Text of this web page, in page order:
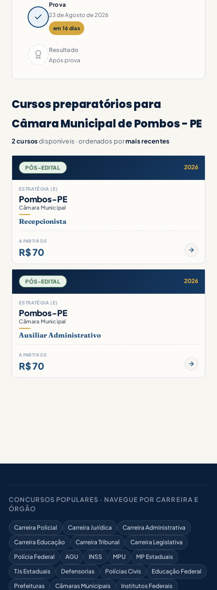
Prova
23 de Agosto de 2026
em 16 dias
Resultado
Após prova
Cursos preparatórios para
Câmara Municipal de Pombos - PE
2 cursosdisponíveis · ordenados pormais recentes
PÓS-EDITAL 2026
ESTRATÉGIA (E)
Pombos-PE
Câmara Municipal
Recepcionista
A PARTIR DE
R$ 70
PÓS-EDITAL 2026
ESTRATÉGIA (E)
Pombos-PE
Câmara Municipal
Auxiliar Administrativo
A PARTIR DE
R$ 70
CONCURSOS POPULARES · NAVEGUE POR CARREIRA E
ÓRGÃO
Carreira Policial Carreira Jurídica
Carreira Administrativa
Carreira Educação
Carreira Tribunal
Carreira Legislativa
Polícia Federal
AGU INSS MPU
MP Estaduais
TJs Estaduais
Defensorias Polícias Civis
Educação Federal
Prefeituras
Câmaras Municipais Institutos Federais